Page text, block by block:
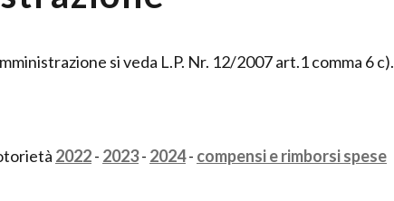
si veda L.P. Nr. 12/2007 art.1 comma 6 c).
2022- 2023- 2024- compensi e rimborsi spese